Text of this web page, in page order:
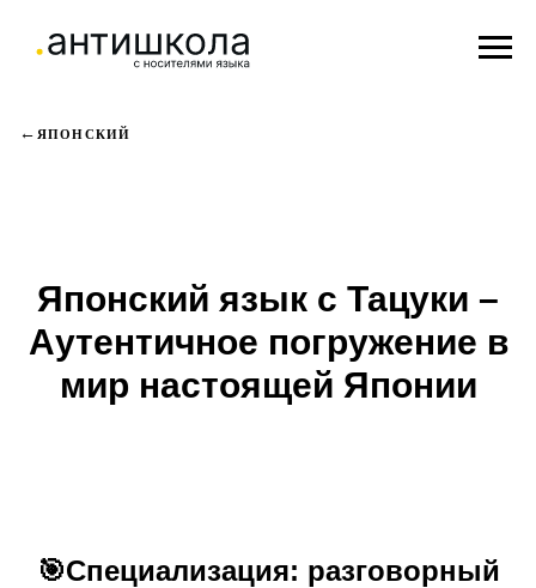
ЯПОНСКИЙ
Японский язык с Тацуки –
Аутентичное погружение в
мир настоящей Японии
🎯Специализация: разговорный